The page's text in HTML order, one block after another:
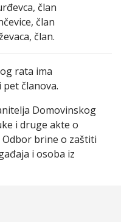
član
član
član.
rata ima
članova.
Domovinskog
i druge akte o
brine o zaštiti
i osoba iz